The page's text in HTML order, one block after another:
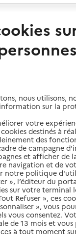
dépendantes
liste des
aux favoris
nous utilisons,
sur la
votre
destinés à
des
de campagne
et afficher de
navigation et de
notre politique
», l’éditeur du
sur votre terminal
Refuser », ces
», vous
vous consentez.
de 13 mois et
à tout moment